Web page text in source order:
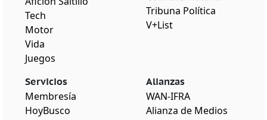
Tech
Motor
Vida
Juegos
Tribuna Política
V+List
Servicios
Membresía
HoyBusco
Alianzas
WAN-IFRA
Alianza de Medios